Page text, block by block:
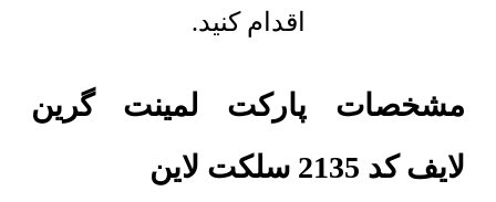
اقدام کنید.
مشخصات پارکت لمینت گرین
لایف کد 2135 سلکت لاین